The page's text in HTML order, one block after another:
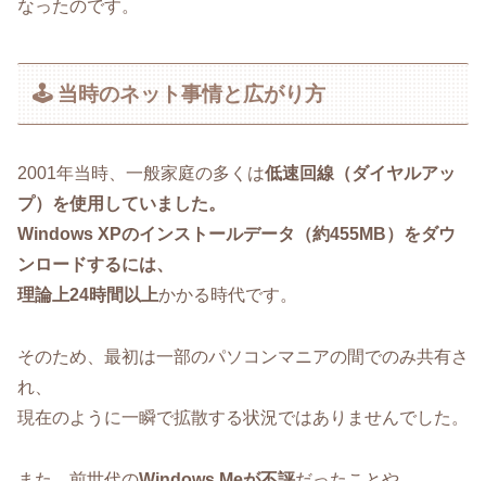
なったのです。
🕹️ 当時のネット事情と広がり方
2001年当時、一般家庭の多くは低速回線（ダイヤルアッ
プ）を使用していました。
Windows XPのインストールデータ（約455MB）をダウ
ンロードするには、
理論上24時間以上かかる時代です。
そのため、最初は一部のパソコンマニアの間でのみ共有さ
れ、
現在のように一瞬で拡散する状況ではありませんでした。